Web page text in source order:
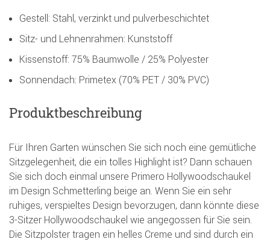
Gestell: Stahl, verzinkt und pulverbeschichtet
Sitz- und Lehnenrahmen: Kunststoff
Kissenstoff: 75% Baumwolle / 25% Polyester
Sonnendach: Primetex (70% PET / 30% PVC)
Produktbeschreibung
Für Ihren Garten wünschen Sie sich noch eine gemütliche
Sitzgelegenheit, die ein tolles Highlight ist? Dann schauen
Sie sich doch einmal unsere Primero Hollywoodschaukel
im Design Schmetterling beige an. Wenn Sie ein sehr
ruhiges, verspieltes Design bevorzugen, dann könnte diese
3-Sitzer Hollywoodschaukel wie angegossen für Sie sein.
Die Sitzpolster tragen ein helles Creme und sind durch ein